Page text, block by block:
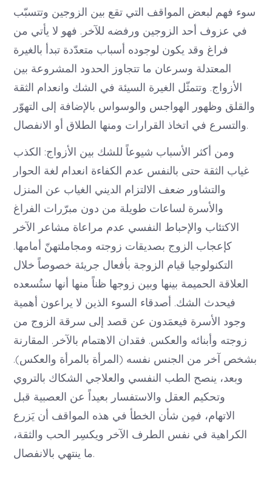
سوء فهم لبعض المواقف التي تقع بين الزوجين وتتسبّب
في عزوف أحد الزوجين ورفضه للآخر. فهو لا يأتي من
فراغ وقد يكون لوجوده أسباب متعدّدة تبدأ بالغيرة
المعتدلة وسرعان ما تتجاوز الحدود المشروعة بين
الأزواج. وتتمثّل الغيرة السيئة في الشك وانعدام الثقة
والقلق وظهور الهواجس والوسواس بالإضافة إلى التهوّر
والتسرع في اتخاذ القرارات ومنها الطلاق أو الانفصال.
ومن أكثر الأسباب شيوعاً للشك بين الأزواج: الكذب
غياب الثقة حتى بالنفس عدم الكفاءة انعدام لغة الحوار
والتشاور ضعف الالتزام الديني الغياب عن المنزل
والأسرة لساعات طويلة من دون مبرّرات الفراغ
الاكتئاب والإحباط النفسي عدم مراعاة مشاعر الآخر
كإعجاب الزوج بصديقات زوجته ومجاملتهنّ أمامها.
التكنولوجيا قيام الزوجة بأفعال جريئة خصوصاً خلال
العلاقة الحميمة بينها وبين زوجها ظناً منها أنها ستُسعده
فيحدث الشك. أصدقاء السوء الذين لا يراعون أهمية
وجود الأسرة فيعمَدون عن قصد إلى سرقة الزوج من
زوجته وأبنائه والعكس. فقدان الاهتمام بالآخر. المقارنة
بشخص آخر من الجنس نفسه (المرأة بالمرأة والعكس).
وبعد، ينصح الطب النفسي والعلاجي الشكاك بالتروي
وتحكيم العقل والاستفسار بعيداً عن العصبية قبل
الاتهام، فمِن شأن الخطأ في هذه المواقف أن يَزرع
الكراهية في نفس الطرف الآخر ويكسِر الحب والثقة،
ما ينتهي بالانفصال.